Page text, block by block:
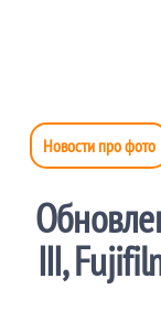
Новости про фото
III,